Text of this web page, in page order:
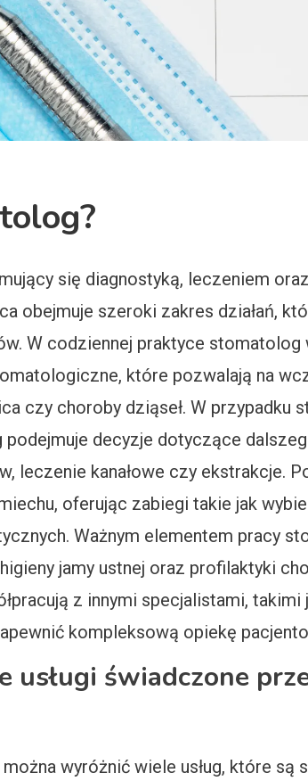
się diagnostyką, leczeniem
obejmuje szeroki zakres działań,
W codziennej praktyce stomatolog
które pozwalają na
czy choroby dziąseł. W przypadku
decyzje dotyczące
leczenie kanałowe czy ekstrakcje.
oferując zabiegi takie jak
Ważnym elementem pracy
jamy ustnej oraz profilaktyki
z innymi specjalistami,
kompleksową opiekę
usługi świadczone
wyróżnić wiele usług, które są